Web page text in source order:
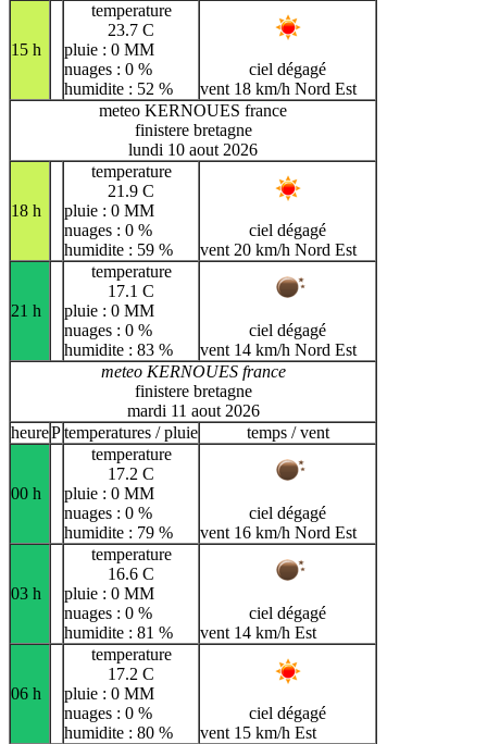
15 h
temperature
23.7 C
pluie : 0 MM
nuages : 0 %
humidite : 52 %
ciel dégagé
vent 18 km/h Nord Est
meteo KERNOUES france
finistere bretagne
lundi 10 aout 2026
18 h
temperature
21.9 C
pluie : 0 MM
nuages : 0 %
humidite : 59 %
ciel dégagé
vent 20 km/h Nord Est
21 h
temperature
17.1 C
pluie : 0 MM
nuages : 0 %
humidite : 83 %
ciel dégagé
vent 14 km/h Nord Est
meteo KERNOUES france
finistere bretagne
mardi 11 aout 2026
heurePtemperatures / pluie temps / vent
00 h
temperature
17.2 C
pluie : 0 MM
nuages : 0 %
humidite : 79 %
ciel dégagé
vent 16 km/h Nord Est
03 h
temperature
16.6 C
pluie : 0 MM
nuages : 0 %
humidite : 81 %
ciel dégagé
vent 14 km/h Est
06 h
temperature
17.2 C
pluie : 0 MM
nuages : 0 %
humidite : 80 %
ciel dégagé
vent 15 km/h Est